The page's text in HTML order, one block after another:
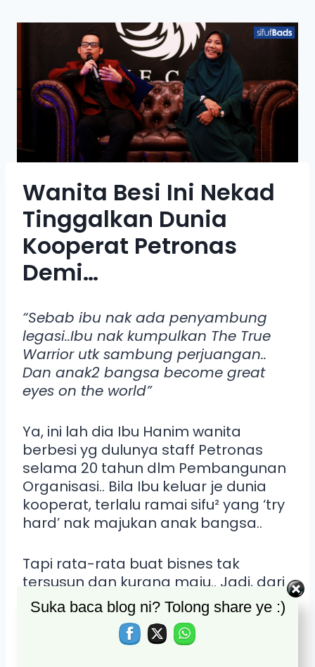
Wanita Besi Ini Nekad
Tinggalkan Dunia
Kooperat Petronas
Demi…
“Sebab ibu nak ada penyambung
legasi..Ibu nak kumpulkan The True
Warrior utk sambung perjuangan..
Dan anak2 bangsa become great
eyes on the world”
Ya, ini lah dia Ibu Hanim wanita
berbesi yg dulunya staff Petronas
selama 20 tahun dlm Pembangunan
Organisasi.. Bila Ibu keluar je dunia
kooperat, terlalu ramai sifu² yang ‘try
hard’ nak majukan anak bangsa..
Tapi rata-rata buat bisnes tak
tersusun dan kurang maju.. Jadi, dari
situ dengan kepakaran² yang Ibu
ada, Ibu nak bantu lebih ramai
Suka baca blog ni? Tolong share ye :)